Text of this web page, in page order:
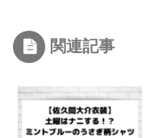
関連記事